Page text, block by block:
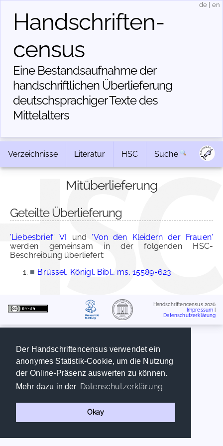
Der Handschriftencensus verwendet ein
anonymes Statistik-Cookie, um die Nutzung
der Online-Präsenz auswerten zu können.
Mehr dazu in der Datenschutzerklärung
Okay
Handschriften­
census
Eine Bestandsaufnahme der
handschriftlichen Über­lieferung
deutschsprachiger Texte des
Mittelalters
de en
Verzeichnisse Literatur HSC Suche
Mitüberlieferung
Geteilte Überlieferung
'Liebesbrief' VI und 'Von den Kleidern der Frauen'
werden gemeinsam in der folgenden HSC-
Beschreibung überliefert:
■ Brüssel, Königl. Bibl., ms. 15589-623
Handschriftencensus 2026
Impressum
Datenschutzerklärung